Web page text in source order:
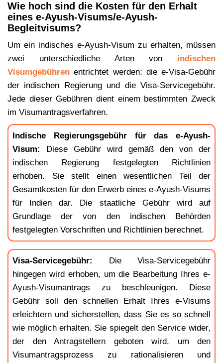
Wie hoch sind die Kosten für den Erhalt
eines e-Ayush-Visums/e-Ayush-
Begleitvisums?
Um ein indisches e-Ayush-Visum zu erhalten, müssen
zwei unterschiedliche Arten von indischen
Visumgebühren entrichtet werden: die e-Visa-Gebühr
der indischen Regierung und die Visa-Servicegebühr.
Jede dieser Gebühren dient einem bestimmten Zweck
im Visumantragsverfahren.
Indische Regierungsgebühr für das e-Ayush-
Visum:
Diese Gebühr wird gemäß den von der
indischen Regierung festgelegten Richtlinien
erhoben. Sie stellt einen wesentlichen Teil der
Gesamtkosten für den Erwerb eines e-Ayush-Visums
für Indien dar. Die staatliche Gebühr wird auf
Grundlage der von den indischen Behörden
festgelegten Vorschriften und Richtlinien berechnet.
Visa-Servicegebühr:
Die Visa-Servicegebühr
hingegen wird erhoben, um die Bearbeitung Ihres e-
Ayush-Visumantrags zu beschleunigen. Diese
Gebühr soll den schnellen Erhalt Ihres e-Visums
erleichtern und sicherstellen, dass Sie es so schnell
wie möglich erhalten. Sie spiegelt den Service wider,
der den Antragstellern geboten wird, um den
Visumantragsprozess zu rationalisieren und